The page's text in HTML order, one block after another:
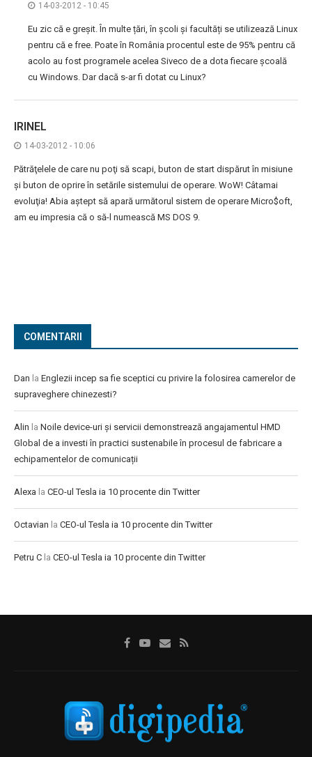
14-03-2012 - 10:45
Eu zic că e greșit. În multe țări, în școli și facultăți se utilizează Linux
pentru că e free. Poate în România procentul este de 95% pentru că
acolo au fost programele acelea Siveco de a dota fiecare școală
cu Windows. Dar dacă s-ar fi dotat cu Linux?
IRINEL
14-03-2012 - 10:06
Pătrăţelele de care nu poţi să scapi, buton de start dispărut în misiune
şi buton de oprire în setările sistemului de operare. WoW! Câtamai
evoluţia! Abia aştept să apară următorul sistem de operare Micro$oft,
am eu impresia că o să-l numească MS DOS 9.
COMENTARII
Dan la Englezii incep sa fie sceptici cu privire la folosirea camerelor de
supraveghere chinezesti?
Alin la Noile device-uri și servicii demonstrează angajamentul HMD
Global de a investi în practici sustenabile în procesul de fabricare a
echipamentelor de comunicații
Alexa la CEO-ul Tesla ia 10 procente din Twitter
Octavian la CEO-ul Tesla ia 10 procente din Twitter
Petru C la CEO-ul Tesla ia 10 procente din Twitter